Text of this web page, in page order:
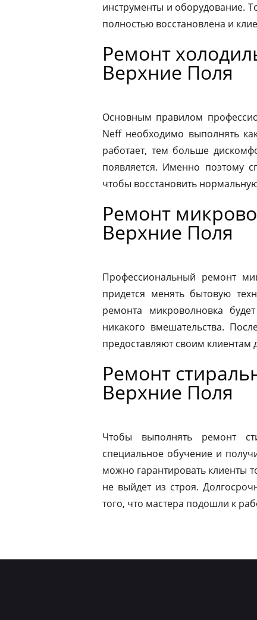
инструменты и оборудование.
полностью восстановлена и
Ремонт
Верхние Поля
Основным правилом
Neff необходимо выполнять
работает, тем больше
появляется. Именно поэтому
чтобы восстановить
Ремонт
Верхние Поля
Профессиональный ремонт
придется менять бытовую
ремонта микроволновка
никакого вмешательства.
предоставляют своим клиентам
Ремонт
Верхние Поля
Чтобы выполнять ремонт
специальное обучение и
можно гарантировать клиенты
не выйдет из строя.
того, что мастера подошли к